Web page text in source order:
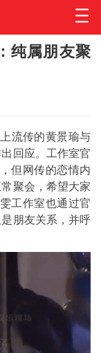
纯属朋友聚
流传的黄景瑜与
回应。工作室官
但网传的恋情内
聚会，希望大家
工作室也通过官
朋友关系，并呼